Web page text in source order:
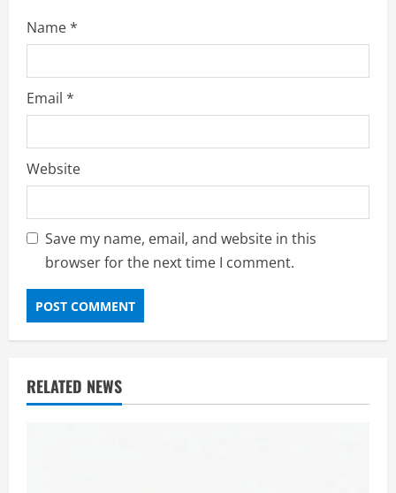
Name*
Email *
Website
Save my name, email, and website in this
browser for the next time I comment.
RELATED NEWS